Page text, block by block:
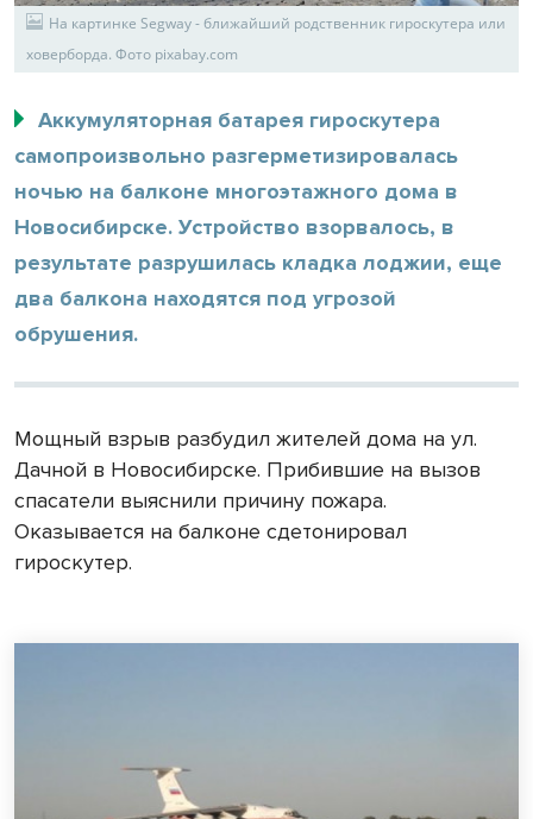
На картинке Segway - ближайший родственник гироскутера или
ховерборда. Фото pixabay.com
Аккумуляторная батарея гироскутера
самопроизвольно разгерметизировалась
ночью на балконе многоэтажного дома в
Новосибирске. Устройство взорвалось, в
результате разрушилась кладка лоджии, еще
два балкона находятся под угрозой
обрушения.
Мощный взрыв разбудил жителей дома на ул.
Дачной в Новосибирске. Прибившие на вызов
спасатели выяснили причину пожара.
Оказывается на балконе сдетонировал
гироскутер.